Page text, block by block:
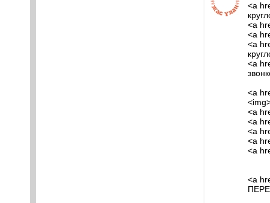
<a
<a
<a
<a
<a
<a
<a
<a
<a
<a
<a
<a